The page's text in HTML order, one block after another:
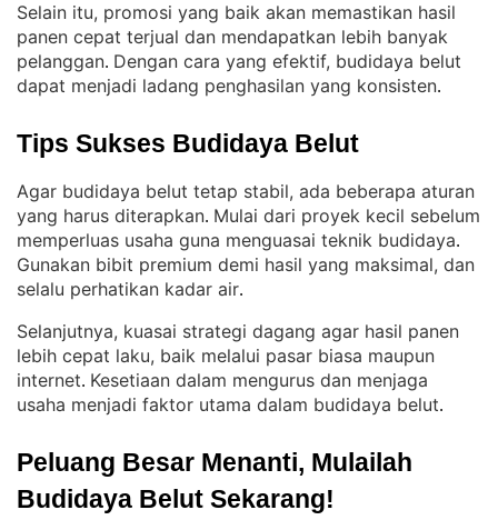
Selain itu, promosi yang baik akan memastikan hasil
panen cepat terjual dan mendapatkan lebih banyak
pelanggan. Dengan cara yang efektif, budidaya belut
dapat menjadi ladang penghasilan yang konsisten.
Tips Sukses Budidaya Belut
Agar budidaya belut tetap stabil, ada beberapa aturan
yang harus diterapkan. Mulai dari proyek kecil sebelum
memperluas usaha guna menguasai teknik budidaya
Gunakan bibit premium demi hasil yang maksimal, dan
selalu perhatikan kadar air.
Selanjutnya, kuasai strategi dagang agar hasil panen
lebih cepat laku, baik melalui pasar biasa maupun
internet. Kesetiaan dalam mengurus dan menjaga
usaha menjadi faktor utama dalam budidaya belut.
Peluang Besar Menanti, Mulailah
Budidaya Belut Sekarang!